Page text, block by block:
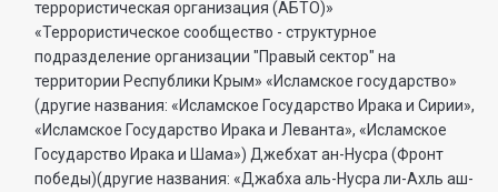
террористическая организация (АБТО)»
«Террористическое сообщество - структурное
подразделение организации "Правый сектор" на
территории Республики Крым» «Исламское государство»
(другие названия: «Исламское Государство Ирака и Сирии»,
«Исламское Государство Ирака и Леванта», «Исламское
Государство Ирака и Шама») Джебхат ан-Нусра (Фронт
победы)(другие названия: «Джабха аль-Нусра ли-Ахль аш-